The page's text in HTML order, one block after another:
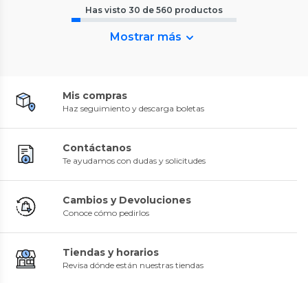
Has visto 30 de 560 productos
Mostrar más
Mis compras
Haz seguimiento y descarga boletas
Contáctanos
Te ayudamos con dudas y solicitudes
Cambios y Devoluciones
Conoce cómo pedirlos
Tiendas y horarios
Revisa dónde están nuestras tiendas